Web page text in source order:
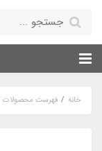
خانه فهرست محصولات